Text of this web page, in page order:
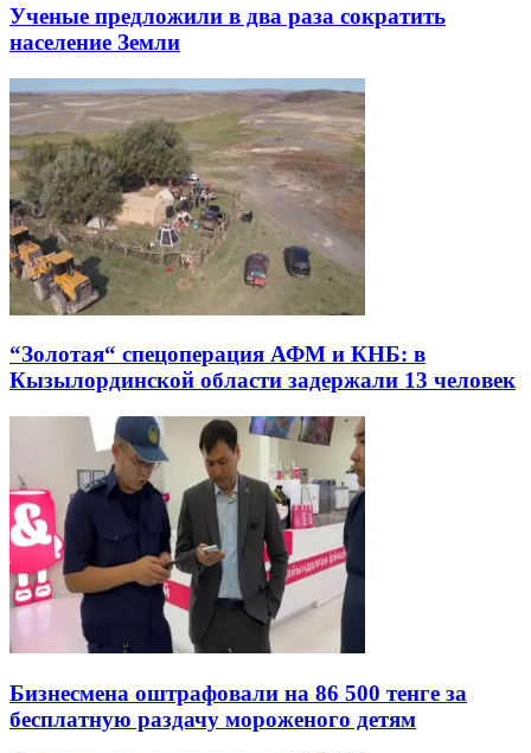
Ученые предложили в два раза сократить
население Земли
“Золотая“ спецоперация АФМ и КНБ: в
Кызылординской области задержали 13 человек
Бизнесмена оштрафовали на 86 500 тенге за
бесплатную раздачу мороженого детям